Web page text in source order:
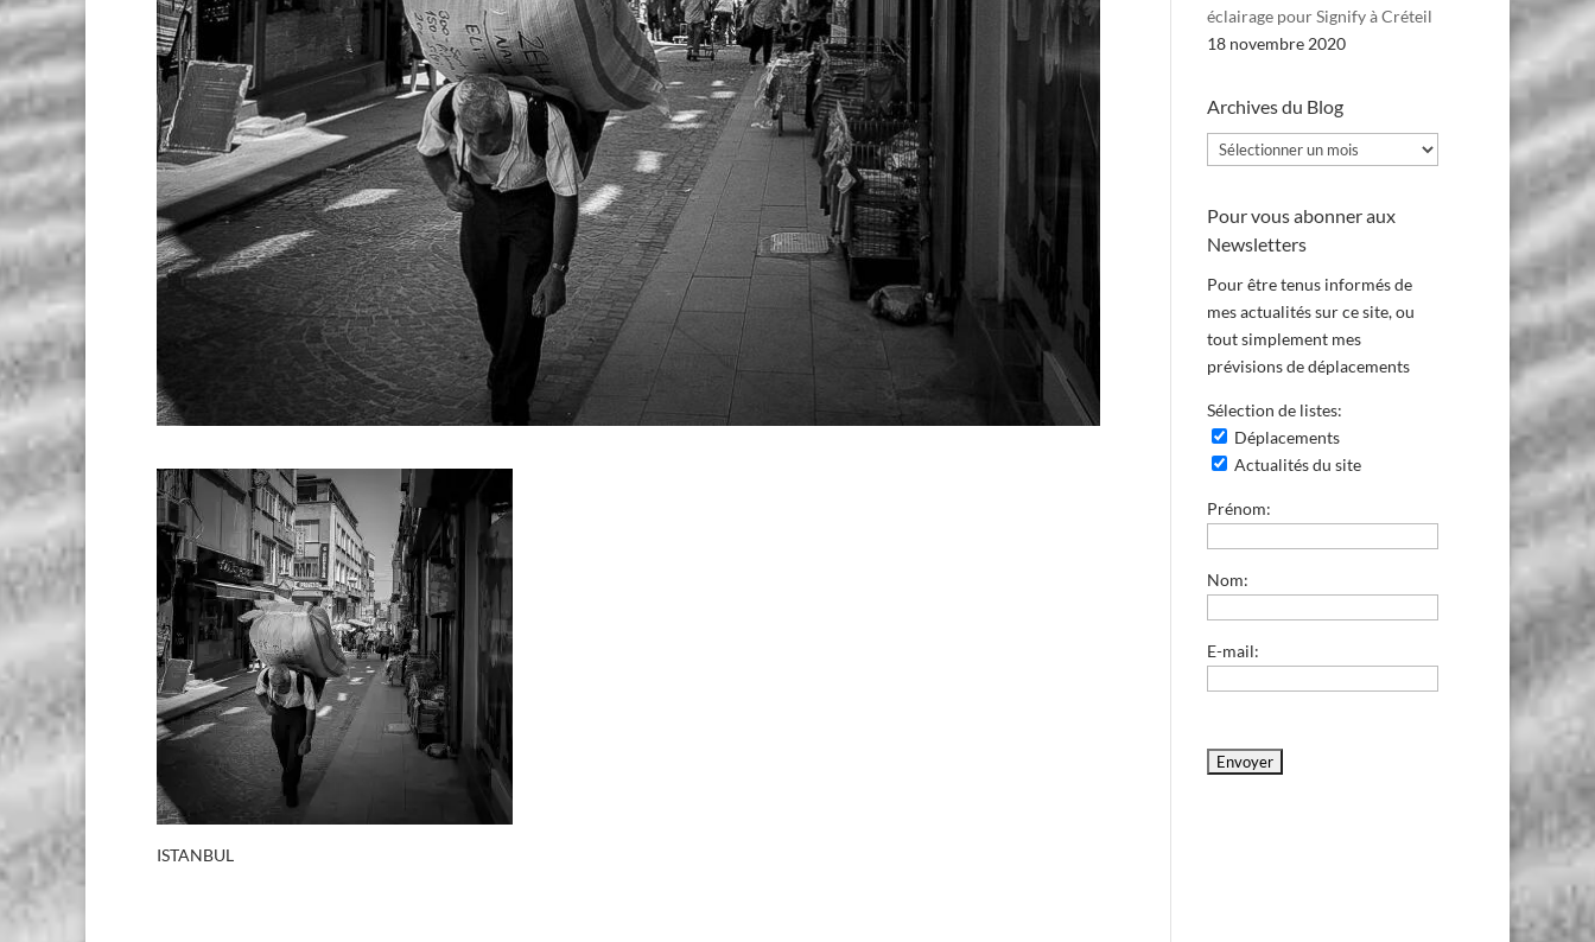
ISTANBUL
éclairage pour Signify à Créteil
18 novembre 2020
Archives du Blog
Archives
du
Pour vous abonner aux
Newsletters
Pour être tenus informés de
mes actualités sur ce site, ou
tout simplement mes
prévisions de déplacements
Sélection de listes:
Déplacements
Actualités du site
Prénom:
Nom:
E-mail: